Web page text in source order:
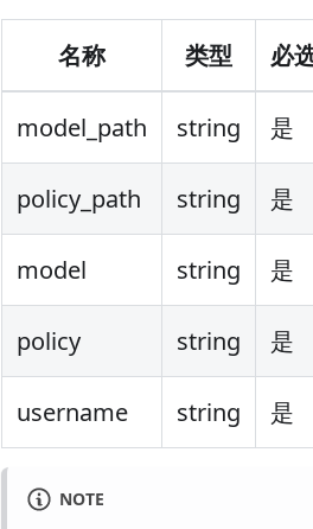
名称 类型 必
model_path string 是
policy_path string 是
model string 是
policy string 是
username string 是
NOTE